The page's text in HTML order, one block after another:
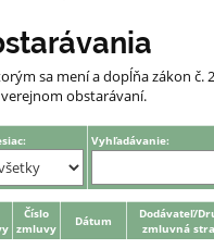
sa mení a dopĺňa zákon
obstarávaní.
Vyhľadávanie:
Číslo
zmluvy
Dátum
Dodávateľ/
zmluvná